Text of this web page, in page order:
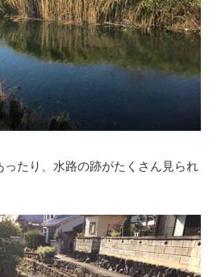
たり、水路の跡がたくさん見られ